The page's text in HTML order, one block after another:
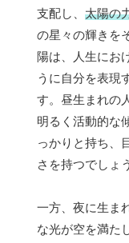
支配し、 太陽の
の星々の輝きを
陽は、人生にお
うに自分を表現
す。昼生まれの
明るく活動的な
っかりと持ち、
さを持つでしょ
一方、夜に生ま
な光が空を満た